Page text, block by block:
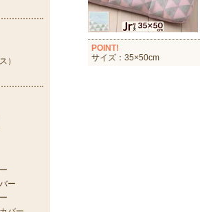
POINT!
サイズ：35×50cm